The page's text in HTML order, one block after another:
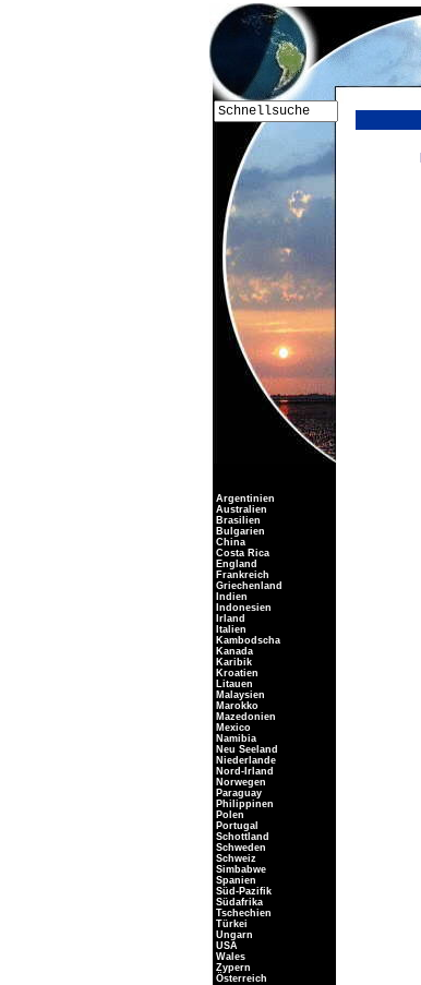
Argentinien
Australien
Brasilien
Bulgarien
China
Costa Rica
England
Frankreich
Griechenland
Indien
Indonesien
Irland
Italien
Kambodscha
Kanada
Karibik
Kroatien
Litauen
Malaysien
Marokko
Mazedonien
Mexico
Namibia
Neu Seeland
Niederlande
Nord-Irland
Norwegen
Paraguay
Philippinen
Polen
Portugal
Schottland
Schweden
Schweiz
Simbabwe
Spanien
Süd-Pazifik
Südafrika
Tschechien
Türkei
Ungarn
USA
Wales
Zypern
Österreich